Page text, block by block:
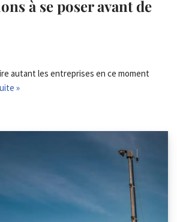
à se poser avant de
autant les entreprises en ce moment
»